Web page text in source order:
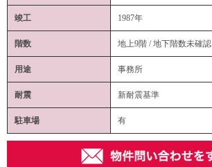
竣工 1987年
階数 地上9階 / 地下階数未確認
用途 事務所
耐震 新耐震基準
駐車場 有